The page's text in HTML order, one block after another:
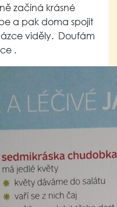
začíná krásné
a pak doma spojit
viděly. Doufám
.